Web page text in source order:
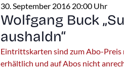
30. September 2016 20:00 Uhr
Wolfgang Buck
aushaldn“
Eintrittskarten sind zum Abo-Preis
erhältlich und auf Abos nicht